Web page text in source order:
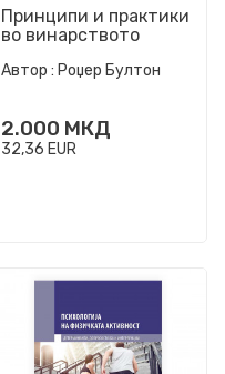
Принципи и практики
во винарството
Автор : Роџер Бултон
2.000 МКД
32,36 EUR